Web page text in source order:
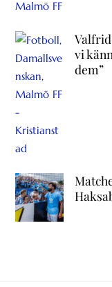
vi
dem”